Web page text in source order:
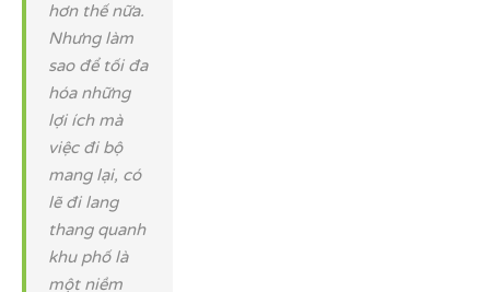
hơn thế nữa.
Nhưng làm
sao để tối đa
hóa những
lợi ích mà
việc đi bộ
mang lại, có
lẽ đi lang
thang quanh
khu phố là
một niềm